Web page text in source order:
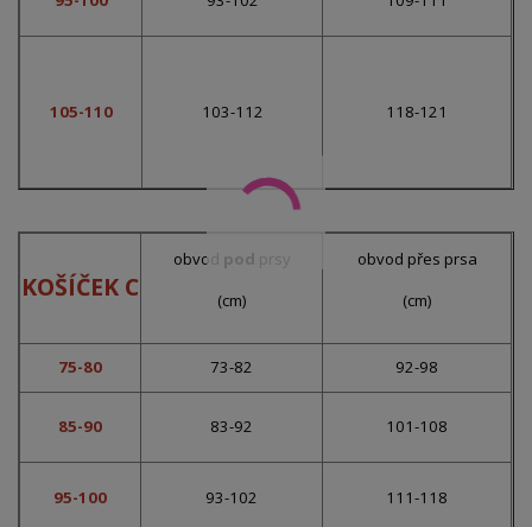
105-110 103-112 118-121
KOŠÍČEK C
obvod pod prsy
(cm)
obvod přes prsa
(cm)
75-80 73-82 92-98
85-90 83-92 101-108
95-100 93-102 111-118